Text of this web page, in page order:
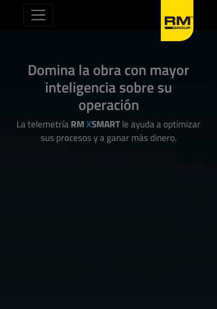
Saltar al contenido
Domina la obra con mayor
inteligencia sobre su
operación
La telemetría RMXSMARTle ayuda a optimizar
sus procesos y a ganar más dinero.